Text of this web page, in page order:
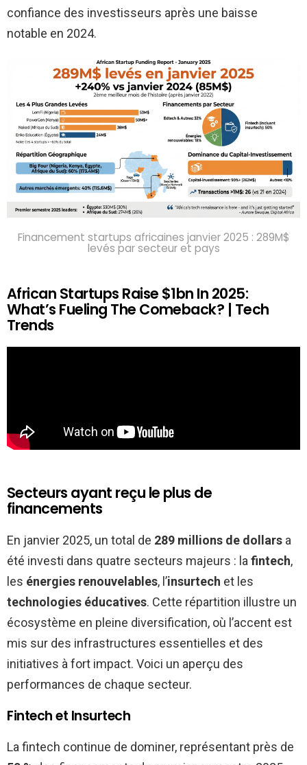
confiance des investisseurs après une baisse
notable en 2024.
Financement startups africaines janvier 2025 : 289M$
levés par secteur et pays
African Startups Raise $1bn In 2025:
What’s Fueling The Comeback? | Tech
Trends
Secteurs ayant reçu le plus de
financements
En janvier 2025, un total de 289 millions de dollars a
été investi dans quatre secteurs majeurs : lafintech,
les énergies renouvelables, l’insurtech et les
technologies éducatives. Cette répartition illustre un
écosystème en pleine diversification, où l’accent est
mis sur des infrastructures essentielles et des
initiatives à fort impact. Voici un aperçu des
performances de chaque secteur.
Fintech et Insurtech
La fintech continue de dominer, représentant près de